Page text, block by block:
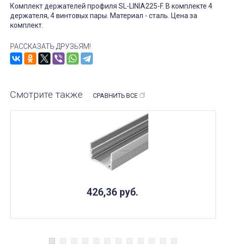
Комплект держателей профиля SL-LINIA225-F. В комплекте 4
держателя, 4 винтовых пары. Материал - сталь. Цена за
комплект.
РАССКАЗАТЬ ДРУЗЬЯМ!
Смотрите также СРАВНИТЬ ВСЕ
426,36 руб.